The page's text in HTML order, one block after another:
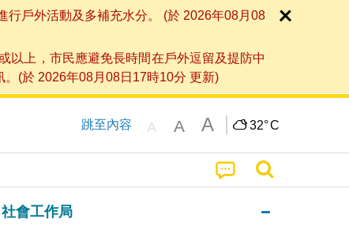
戶外活動及多補充水分。 (於 2026年08月08
以上，市民應避免長時間在戶外逗留及提防中
(於 2026年08月08日17時10分 更新)
跳至內容 A A A 32°C
社會工作局